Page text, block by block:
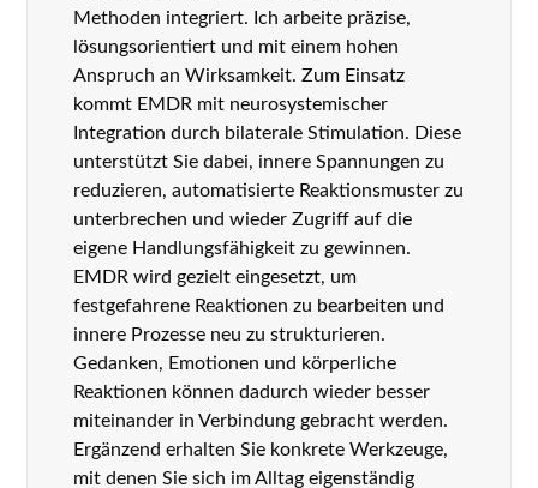
Methoden integriert. Ich arbeite präzise,
lösungsorientiert und mit einem hohen
Anspruch an Wirksamkeit. Zum Einsatz
kommt EMDR mit neurosystemischer
Integration durch bilaterale Stimulation. Diese
unterstützt Sie dabei, innere Spannungen zu
reduzieren, automatisierte Reaktionsmuster zu
unterbrechen und wieder Zugriff auf die
eigene Handlungsfähigkeit zu gewinnen.
EMDR wird gezielt eingesetzt, um
festgefahrene Reaktionen zu bearbeiten und
innere Prozesse neu zu strukturieren.
Gedanken, Emotionen und körperliche
Reaktionen können dadurch wieder besser
miteinander in Verbindung gebracht werden.
Ergänzend erhalten Sie konkrete Werkzeuge,
mit denen Sie sich im Alltag eigenständig